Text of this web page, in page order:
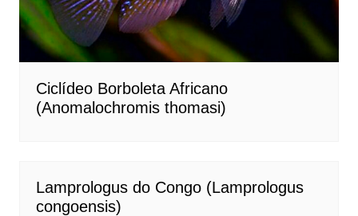
Ciclídeo Borboleta Africano
(Anomalochromis thomasi)
Lamprologus do Congo (Lamprologus
congoensis)